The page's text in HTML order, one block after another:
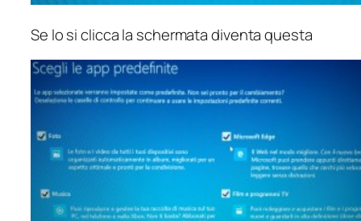
Se lo si clicca la schermata diventa questa